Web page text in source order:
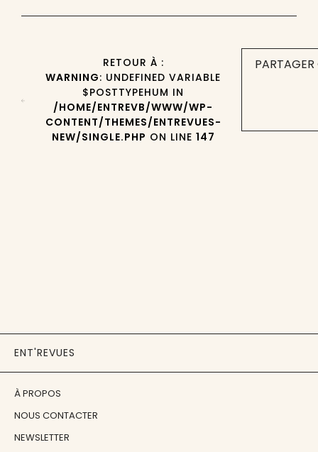
RETOUR À :
WARNING: UNDEFINED VARIABLE
$POSTTYPEHUM IN
/HOME/ENTREVB/WWW/WP-
CONTENT/THEMES/ENTREVUES-
NEW/SINGLE.PHP ON LINE 147
ENT'REVUES
À PROPOS
NOUS CONTACTER
NEWSLETTER